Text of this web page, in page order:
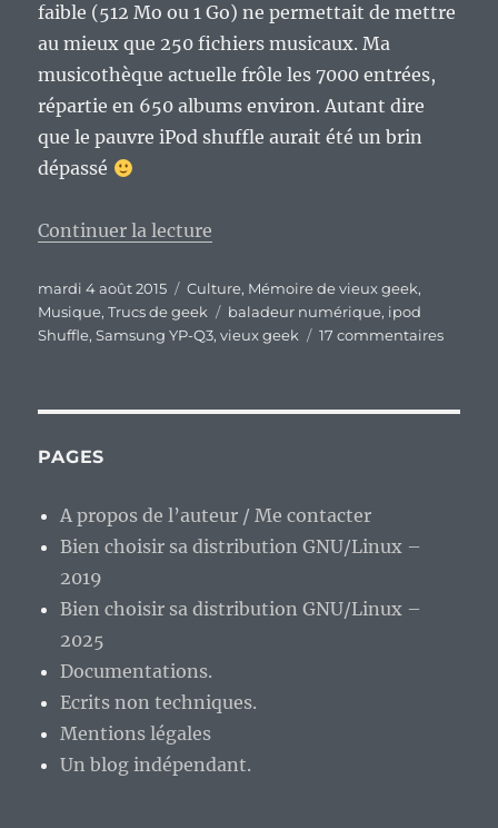
faible (512 Mo ou 1 Go) ne permettait de mettre
au mieux que 250 fichiers musicaux. Ma
musicothèque actuelle frôle les 7000 entrées,
répartie en 650 albums environ. Autant dire
que le pauvre iPod shuffle aurait été un brin
dépassé
Continuer la lecture
Publié
le
mardi 4 août 2015 Catégories
Culture, Mémoire de vieux geek,
Musique,Trucs de geek Étiquettes
baladeur numérique, ipod
Shuffle,Samsung YP-Q3,vieux geek 17 commentairessur
PAGES
A propos de l’auteur / Me contacter
Bien choisir sa distribution GNU/Linux –
2019
Bien choisir sa distribution GNU/Linux –
2025
Documentations.
Ecrits non techniques.
Mentions légales
Un blog indépendant.